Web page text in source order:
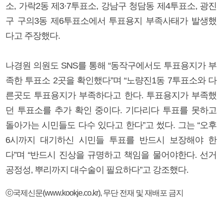
소, 가락2동 제3·7투표소, 강남구 청담동 제4투표소, 광진
구 구의3동 제6투표소에서 투표용지 부족사태가 발생했
다고 주장했다.
나경원 의원도 SNS를 통해 “동작구에서도 투표용지가 부
족한 투표소 2곳을 확인했다”며 “노량진1동 7투표소와 다
른곳도 투표용지가 부족하다고 한다. 투표용지가 부족했
던 투표소를 추가 확인 중이다. 기다리다 투표를 못하고
돌아가는 시민들도 다수 있다고 한다”고 썼다. 그는 “오후
6시까지 대기하신 시민들 투표를 반드시 보장해야 한
다”며 “반드시 진상을 규명하고 책임을 물어야한다. 선거
공정성, 뿌리까지 대수술이 필요하다”고 강조했다.
ⓒ국제신문(www.kookje.co.kr), 무단 전재 및 재배포 금지